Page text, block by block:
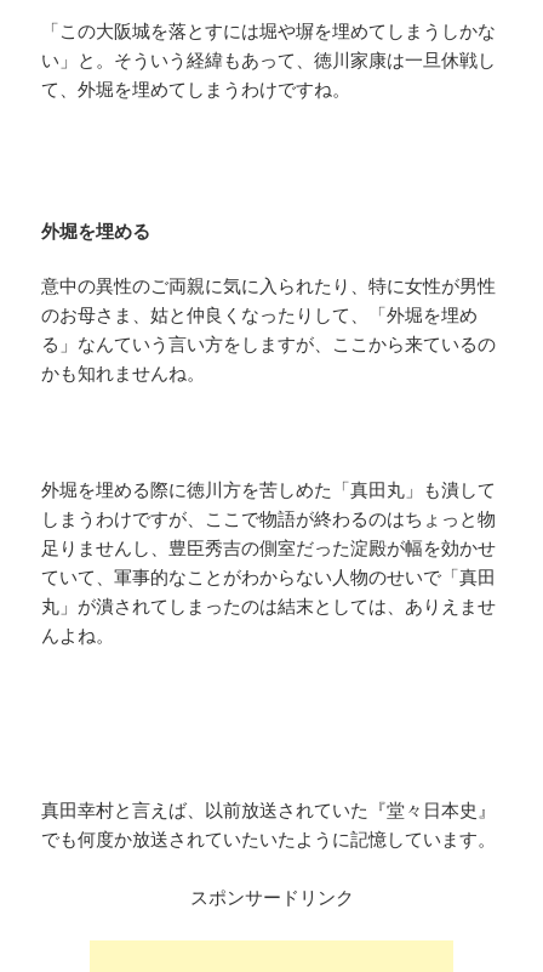
「この大阪城を落とすには堀や塀を埋めてしまうしかな
い」と。そういう経緯もあって、徳川家康は一旦休戦し
て、外堀を埋めてしまうわけですね。
外堀を埋める
意中の異性のご両親に気に入られたり、特に女性が男性
のお母さま、姑と仲良くなったりして、「外堀を埋め
る」なんていう言い方をしますが、ここから来ているの
かも知れませんね。
外堀を埋める際に徳川方を苦しめた「真田丸」も潰して
しまうわけですが、ここで物語が終わるのはちょっと物
足りませんし、豊臣秀吉の側室だった淀殿が幅を効かせ
ていて、軍事的なことがわからない人物のせいで「真田
丸」が潰されてしまったのは結末としては、ありえませ
んよね。
真田幸村と言えば、以前放送されていた『堂々日本史』
でも何度か放送されていたいたように記憶しています。
スポンサードリンク